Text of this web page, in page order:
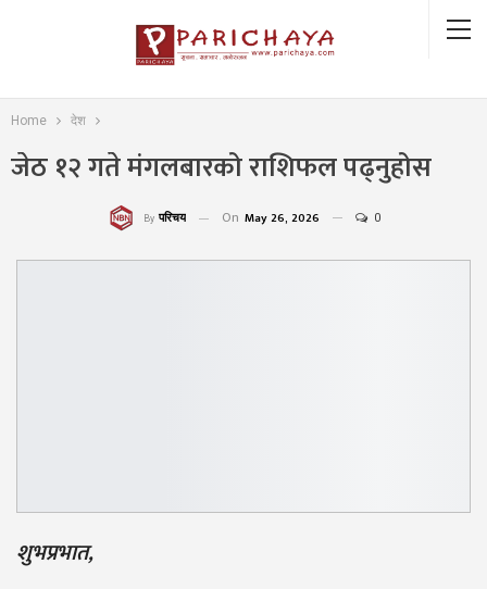
Home देश
जेठ १२ गते मंगलबारको राशिफल पढ्नुहोस
By परिचय On May 26, 2026 0
शुभप्रभात,